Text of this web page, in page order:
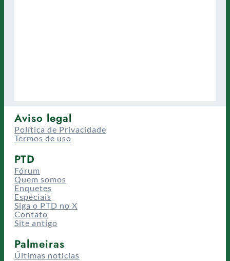
Aviso legal
Política de Privacidade
Termos de uso
PTD
Fórum
Quem somos
Enquetes
Especiais
Siga o PTD no X
Contato
Site antigo
Palmeiras
Últimas notícias